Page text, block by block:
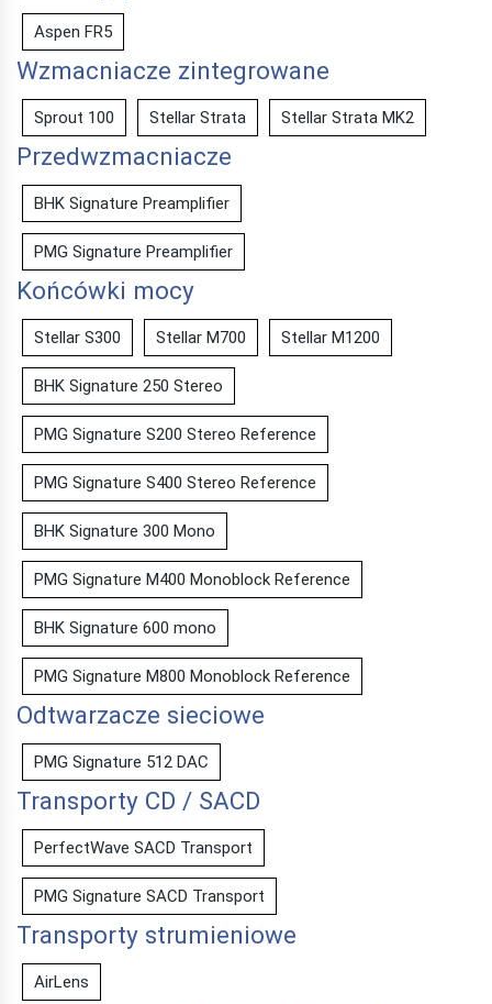
Aspen FR5
Wzmacniacze zintegrowane
Sprout 100 Stellar Strata Stellar Strata MK2
Przedwzmacniacze
BHK Signature Preamplifier
PMG Signature Preamplifier
Końcówki mocy
Stellar S300 Stellar M700 Stellar M1200
BHK Signature 250 Stereo
PMG Signature S200 Stereo Reference
PMG Signature S400 Stereo Reference
BHK Signature 300 Mono
PMG Signature M400 Monoblock Reference
BHK Signature 600 mono
PMG Signature M800 Monoblock Reference
Odtwarzacze sieciowe
PMG Signature 512 DAC
Transporty CD / SACD
PerfectWave SACD Transport
PMG Signature SACD Transport
Transporty strumieniowe
AirLens